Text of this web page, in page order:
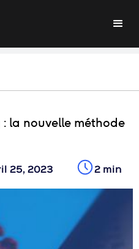
la nouvelle méthode
25, 2023 2 min